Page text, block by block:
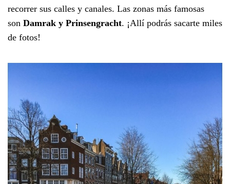
recorrer sus calles y canales. Las zonas más famosas
son Damrak y Prinsengracht. ¡Allí podrás sacarte miles
de fotos!